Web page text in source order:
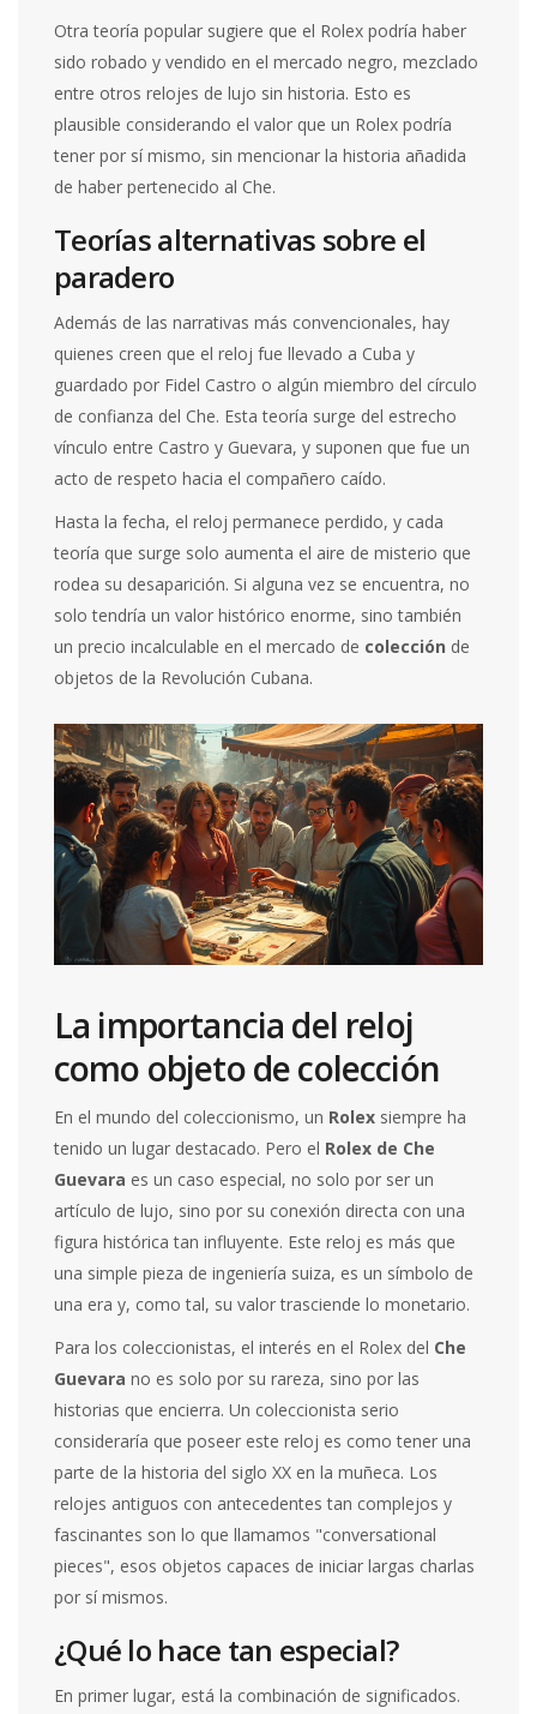
Otra teoría popular sugiere que el Rolex podría haber
sido robado y vendido en el mercado negro, mezclado
entre otros relojes de lujo sin historia. Esto es
plausible considerando el valor que un Rolex podría
tener por sí mismo, sin mencionar la historia añadida
de haber pertenecido al Che.
Teorías alternativas sobre el
paradero
Además de las narrativas más convencionales, hay
quienes creen que el reloj fue llevado a Cuba y
guardado por Fidel Castro o algún miembro del círculo
de confianza del Che. Esta teoría surge del estrecho
vínculo entre Castro y Guevara, y suponen que fue un
acto de respeto hacia el compañero caído.
Hasta la fecha, el reloj permanece perdido, y cada
teoría que surge solo aumenta el aire de misterio que
rodea su desaparición. Si alguna vez se encuentra, no
solo tendría un valor histórico enorme, sino también
un precio incalculable en el mercado de colección de
objetos de la Revolución Cubana.
La importancia del reloj
como objeto de colección
En el mundo del coleccionismo, un Rolex siempre ha
tenido un lugar destacado. Pero el Rolex de Che
Guevara es un caso especial, no solo por ser un
artículo de lujo, sino por su conexión directa con una
figura histórica tan influyente. Este reloj es más que
una simple pieza de ingeniería suiza, es un símbolo de
una era y, como tal, su valor trasciende lo monetario.
Para los coleccionistas, el interés en el Rolex del Che
Guevara no es solo por su rareza, sino por las
historias que encierra. Un coleccionista serio
consideraría que poseer este reloj es como tener una
parte de la historia del siglo XX en la muñeca. Los
relojes antiguos con antecedentes tan complejos y
fascinantes son lo que llamamos "conversational
pieces", esos objetos capaces de iniciar largas charlas
por sí mismos.
¿Qué lo hace tan especial?
En primer lugar, está la combinación de significados.